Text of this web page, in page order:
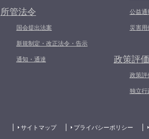
所管法令
国会提出法案
新規制定・改正法令・告示
通知・通達
公益通
災害
政策評価
政策評
独立行
サイトマップ プライバシーポリシー